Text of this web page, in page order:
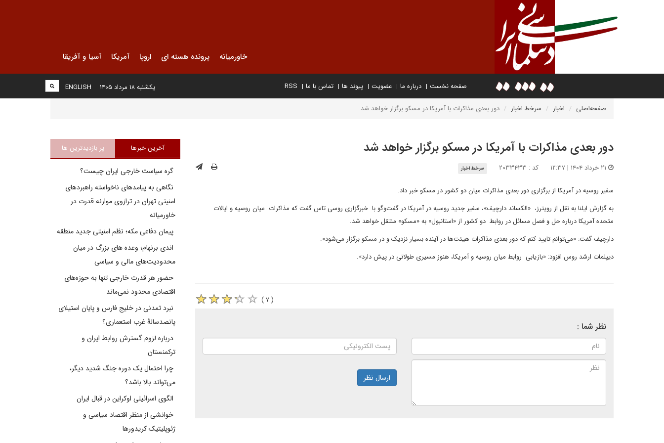
خاورمیانه پرونده هسته ای اروپا آمریکا آسیا و آفریقا
صفحه نخست درباره ما عضویت پیوند ها تماس با ما RSS
ENGLISH یکشنبه ۱۸ مرداد ۱۴۰۵
صفحه‌اصلی اخبار سرخط اخبار دور بعدی مذاکرات با آمریکا در مسکو برگزار خواهد شد
دور بعدی مذاکرات با آمریکا در مسکو برگزار خواهد شد
کد : ۲۰۳۳۴۳۳ سرخط اخبار
سفیر روسیه در آمریکا از برگزاری دور بعدی مذاکرات میان دو کشور در مسکو خبر داد.
به گزارش ایلنا به نقل از رویترز، «الکساند دارچیف»، سفیر جدید روسیه در آمریکا در گفت‌وگو با خبرگزاری روسی تاس گفت که مذاکرات میان روسیه و ایالات
متحده آمریکا درباره حل و فصل مسائل در روابط دو کشور از «استانبول» به «مسکو» منتقل خواهد شد.
دارچیف گفت: «می‌توانم تایید کنم که دور بعدی مذاکرات هیئت‌ها در آینده بسیار نزدیک و در مسکو برگزار می‌شود».
دیپلمات ارشد روس افزود: «بازیابی روابط میان روسیه و آمریکا، هنوز مسیری طولانی در پیش دارد».
( ۷ )
نظر شما :
ارسال نظر
آخرین خبرها پر بازدیدترین ها
گره سیاست خارجی ایران چیست؟
نگاهی به پیامدهای ناخواسته راهبردهای
امنیتی تهران در ترازوی موازنه قدرت در
خاورمیانه
پیمان دفاعی مکه؛ نظم امنیتی جدید منطقه
اندی برنهام؛ وعده های بزرگ در میان
محدودیت‌های مالی و سیاسی
حضور هر قدرت خارجی تنها به حوزه‌های
اقتصادی محدود نمی‌ماند
نبرد تمدنی در خلیج فارس و پایان استیلای
پانصدسالۀ غرب استعماری؟
درباره لزوم گسترش روابط ایران و
ترکمنستان
چرا احتمال یک دوره جنگ شدید دیگر،
می‌تواند بالا باشد؟
الگوی اسرائیلی اوکراین در قبال ایران
خوانشی از منظر اقتصاد سیاسی و
ژئوپلیتیک کریدورها